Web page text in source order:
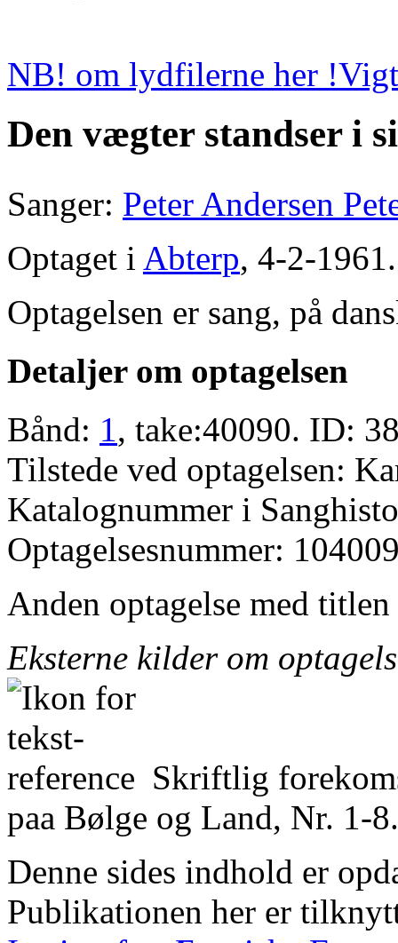
NB! om lydfilerne her !
Den vægter standser i
Sanger: Peter Andersen
Optaget i Abterp, 4-2-1961.
Optagelsen er sang, på
Detaljer om optagelsen
Bånd: 1, take:40090. ID:
Tilstede ved optagelsen:
Katalognummer i
Optagelsesnummer:
Anden optagelse med titlen
Eksterne kilder om
Skriftlig
paa Bølge og Land, Nr. 1-
Denne sides indhold er
Publikationen her er